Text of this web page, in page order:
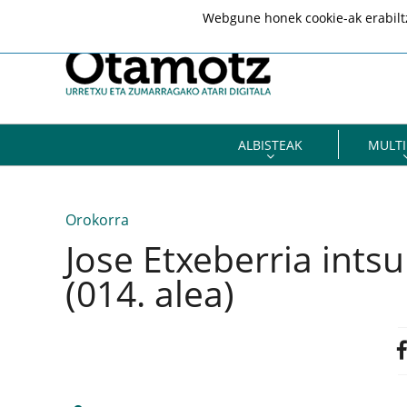
ALBISTEAK
Orokorra
Jose Etxeberria
(014. alea)
Webgune honek cookie-ak